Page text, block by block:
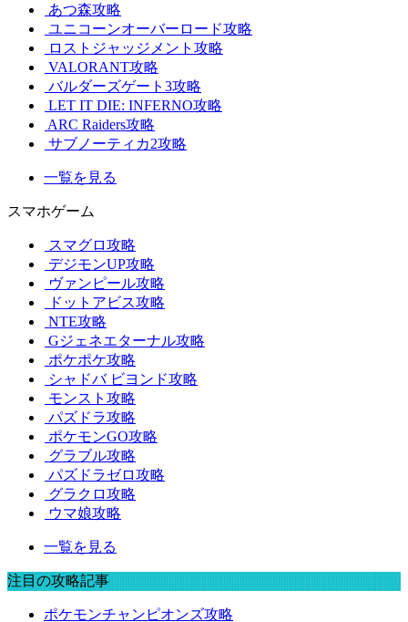
あつ森攻略
ユニコーンオーバーロード攻略
ロストジャッジメント攻略
VALORANT攻略
バルダーズゲート3攻略
LET IT DIE: INFERNO攻略
ARC Raiders攻略
サブノーティカ2攻略
一覧を見る
スマホゲーム
スマグロ攻略
デジモンUP攻略
ヴァンピール攻略
ドットアビス攻略
NTE攻略
Gジェネエターナル攻略
ポケポケ攻略
シャドバ ビヨンド攻略
モンスト攻略
パズドラ攻略
ポケモンGO攻略
グラブル攻略
パズドラゼロ攻略
グラクロ攻略
ウマ娘攻略
一覧を見る
注目の攻略記事
ポケモンチャンピオンズ攻略